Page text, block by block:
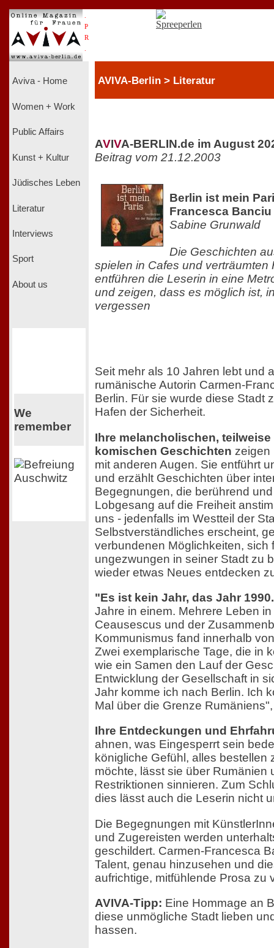
P
R
Aviva - Home
Women + Work
Public Affairs
Kunst + Kultur
Jüdisches Leben
Literatur
Interviews
Sport
About us
We
remember
AVIVA-Berlin > Literatur
AVIVA-BERLIN.de im August
Beitrag vom 21.12.2003
Berlin ist mein
Francesca Banciu
Sabine Grunwald
Die Geschichten
spielen in Cafes und verträumten
entführen die Leserin in eine
und zeigen, dass es möglich ist,
vergessen
Seit mehr als 10 Jahren lebt und
rumänische Autorin Carmen-
Berlin. Für sie wurde diese Stadt
Hafen der Sicherheit.
Ihre melancholischen, teilweise
komischen Geschichten zeigen
mit anderen Augen. Sie entführt
und erzählt Geschichten über
Begegnungen, die berührend
Lobgesang auf die Freiheit
uns - jedenfalls im Westteil der
Selbstverständliches erscheint,
verbundenen Möglichkeiten, sich
ungezwungen in seiner Stadt zu
wieder etwas Neues entdecken
"Es ist kein Jahr, das Jahr 1990.
Jahre in einem. Mehrere Leben
Ceausescus und der
Kommunismus fand innerhalb
Zwei exemplarische Tage, die in
wie ein Samen den Lauf der
Entwicklung der Gesellschaft in
Jahr komme ich nach Berlin. Ich
Mal über die Grenze
Ihre Entdeckungen und
ahnen, was Eingesperrt sein
königliche Gefühl, alles bestellen
möchte, lässt sie über Rumänien
Restriktionen sinnieren. Zum
dies lässt auch die Leserin nicht
Die Begegnungen mit
und Zugereisten werden
geschildert. Carmen-Francesca
Talent, genau hinzusehen und
aufrichtige, mitfühlende Prosa zu
AVIVA-Tipp: Eine Hommage an
diese unmögliche Stadt lieben
hassen.